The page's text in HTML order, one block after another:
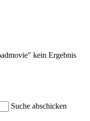
kein Ergebnis
Suche abschicken